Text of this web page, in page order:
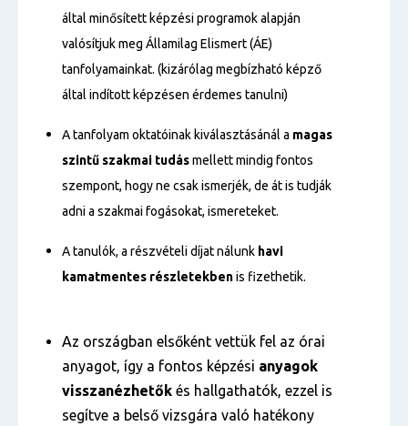
által minősített képzési programok alapján
valósítjuk meg Államilag Elismert (ÁE)
tanfolyamainkat. (kizárólag megbízható képző
által indított képzésen érdemes tanulni)
A tanfolyam oktatóinak kiválasztásánál a magas
szintű szakmai tudásmellett mindig fontos
szempont, hogy ne csak ismerjék, de át is tudják
adni a szakmai fogásokat, ismereteket.
A tanulók, a részvételi díjat nálunk havi
kamatmentes részletekbenis fizethetik.
Az országban elsőként vettük fel az órai
anyagot, így a fontos képzési anyagok
visszanézhetők és hallgathatók, ezzel is
segítve a belső vizsgára való hatékony